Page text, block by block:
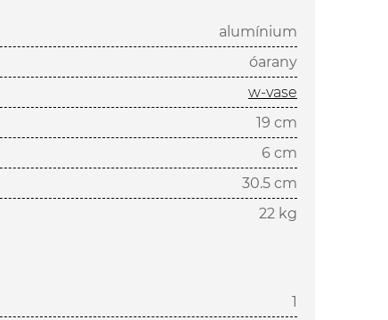
alumínium
óarany
w-vase
19 cm
6 cm
30.5 cm
22 kg
1